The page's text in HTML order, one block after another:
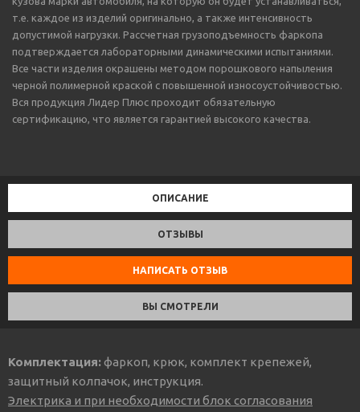
т.е. каждое из изделий оригинально, а также интенсивность
допустимой нагрузки. Рассчетная грузоподъемность фаркопа
подтверждается лабораторными динамическими испытаниями.
Все части изделия окрашены методом порошкового напыления
черной полимерной краской с повышенной износоустойчивостью.
Вся продукция Лидер Плюс проходит обязательную
сертификацию, что является гарантией высокого качества.
ОПИСАНИЕ
ОТЗЫВЫ
НАПИСАТЬ ОТЗЫВ
ВЫ СМОТРЕЛИ
Комплектация:фаркоп, крюк, комплект крепежей,
защитный колпачок, инструкция.
Электрика и при необходимости блок согласования